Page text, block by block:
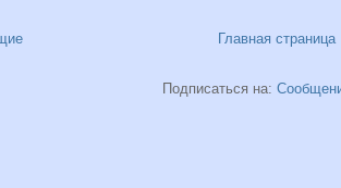
Главная страница
Подписаться на: